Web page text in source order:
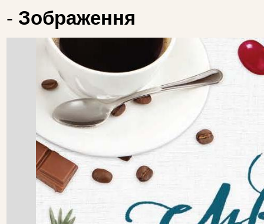
- Зображення